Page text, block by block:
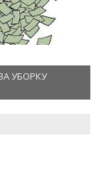
УБОРКУ